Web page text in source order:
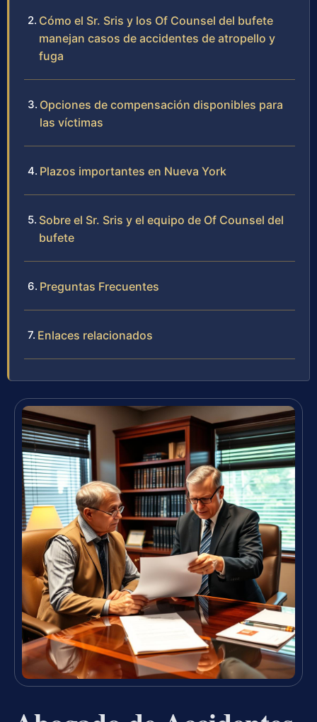
Cómo el Sr. Sris y los Of Counsel del bufete
manejan casos de accidentes de atropello y
fuga
Opciones de compensación disponibles para
las víctimas
Plazos importantes en Nueva York
Sobre el Sr. Sris y el equipo de Of Counsel del
bufete
Preguntas Frecuentes
Enlaces relacionados